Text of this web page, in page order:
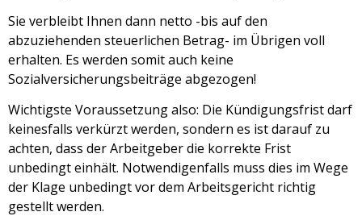
Sie verbleibt Ihnen dann netto -bis auf den
abzuziehenden steuerlichen Betrag- im Übrigen voll
erhalten. Es werden somit auch keine
Sozialversicherungsbeiträge abgezogen!
Wichtigste Voraussetzung also: Die Kündigungsfrist darf
keinesfalls verkürzt werden, sondern es ist darauf zu
achten, dass der Arbeitgeber die korrekte Frist
unbedingt einhält. Notwendigenfalls muss dies im Wege
der Klage unbedingt vor dem Arbeitsgericht richtig
gestellt werden.